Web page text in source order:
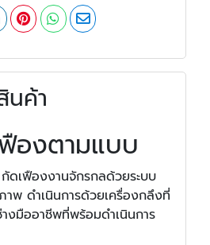
นค้า
องตามแบบ
ดเฟืองงานจักรกลด้วยระบบ
าพ ดำเนินการด้วยเครื่องกลึงที่
งมืออาชีพที่พร้อมดำเนินการ